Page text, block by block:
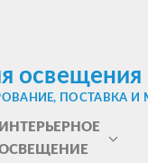
ПОСТАВКА
ИНТЕРЬЕРНОЕ